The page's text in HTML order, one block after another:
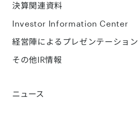
決算関連資料
Investor Information Center
経営陣によるプレゼンテーション
その他IR情報
ニュース